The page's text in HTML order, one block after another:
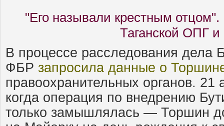
"Его называли крестным
Таганской ОПГ
В процессе расследования дела
ФБР запросила данные о
правоохранительных органов. 21
когда операция по внедрению
только замышлялась — Торшин